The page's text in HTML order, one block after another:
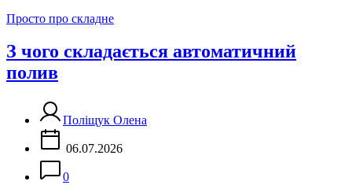
Категорії
Просто про складне
З чого складається автоматичний
полив
Поліщук Олена
06.07.2026
0